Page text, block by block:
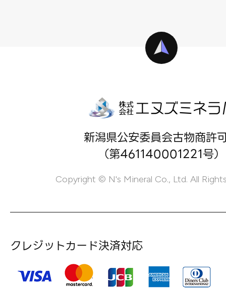
新潟県公安委員会古物商許
（第461140001221号）
Copyright © N's Mineral Co., Ltd. All
クレジットカード決済対応